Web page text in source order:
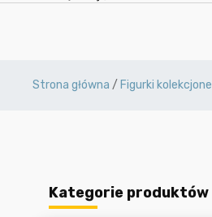
Strona główna / Figurki
Kategorie produktów